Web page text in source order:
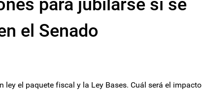
para jubilarse si se
el Senado
ley el paquete fiscal y la Ley Bases. Cuál será el impacto